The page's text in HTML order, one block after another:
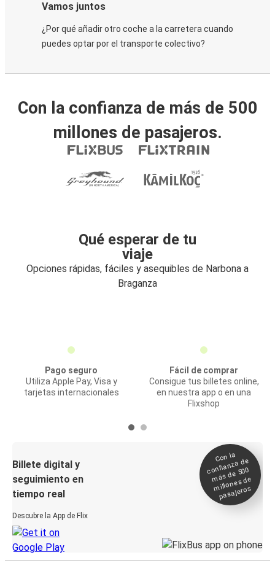
Vamos juntos
¿Por qué añadir otro coche a la carretera cuando
puedes optar por el transporte colectivo?
Con la confianza de más de 500
millones de pasajeros.
Qué esperar de tu
viaje
Opciones rápidas, fáciles y asequibles de Narbona a
Braganza
Pago seguro
Utiliza Apple Pay, Visa y
tarjetas internacionales
Fácil de comprar
Consigue tus billetes online,
en nuestra app o en una
Flixshop
Billete digital y
seguimiento en
tiempo real
Descubre la App de Flix
Con la
confianza de
más de 500
millones de
pasajeros